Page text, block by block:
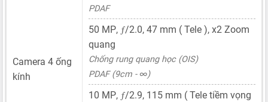
Camera 4 ống
kính
PDAF
50 MP, ƒ/2.0, 47 mm ( Tele ), x2 Zoom
quang
Chống rung quang học (OIS)
PDAF (9cm - ∞)
10 MP, ƒ/2.9, 115 mm ( Tele tiềm vọng